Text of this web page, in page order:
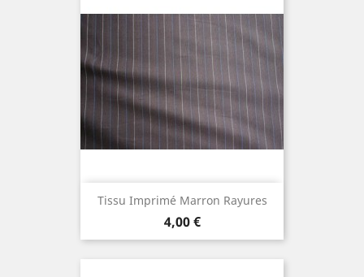
Tissu Imprimé Marron Rayures
Prix
4,00 €